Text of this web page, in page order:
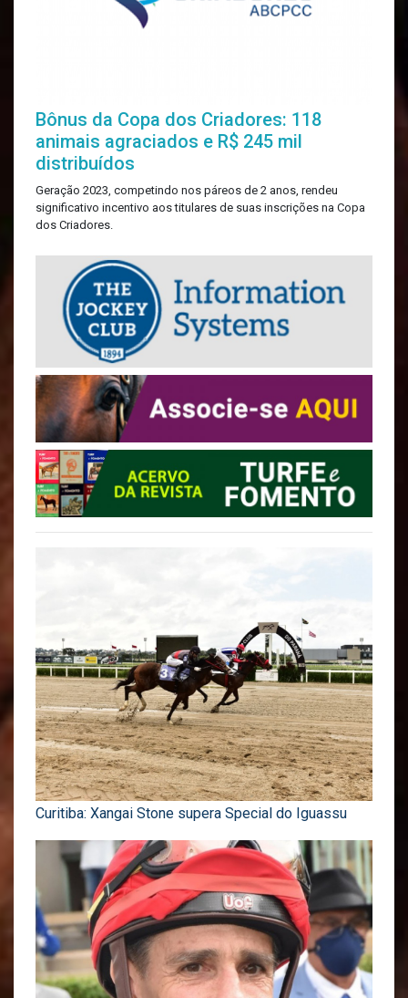
Bônus da Copa dos Criadores: 118
animais agraciados e R$ 245 mil
distribuídos
Geração 2023, competindo nos páreos de 2 anos, rendeu
significativo incentivo aos titulares de suas inscrições na Copa
dos Criadores.
Curitiba: Xangai Stone supera Special do Iguassu